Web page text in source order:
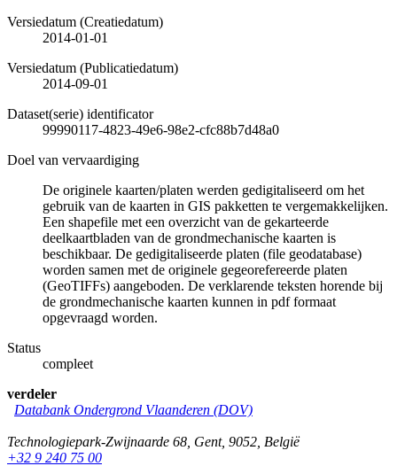
Versiedatum (Creatiedatum)
2014-01-01
Versiedatum (Publicatiedatum)
2014-09-01
Dataset(serie) identificator
99990117-4823-49e6-98e2-cfc88b7d48a0
Doel van vervaardiging
De originele kaarten/platen werden gedigitaliseerd om het
gebruik van de kaarten in GIS pakketten te vergemakkelijken.
Een shapefile met een overzicht van de gekarteerde
deelkaartbladen van de grondmechanische kaarten is
beschikbaar. De gedigitaliseerde platen (file geodatabase)
worden samen met de originele gegeorefereerde platen
(GeoTIFFs) aangeboden. De verklarende teksten horende bij
de grondmechanische kaarten kunnen in pdf formaat
opgevraagd worden.
Status
compleet
verdeler
Databank Ondergrond Vlaanderen (DOV)
Technologiepark-Zwijnaarde 68 Gent, 9052 België
+32 9 240 75 00